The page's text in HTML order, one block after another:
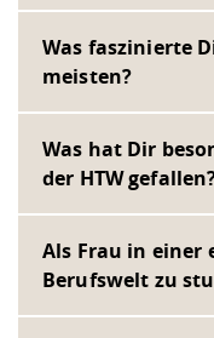
Was faszinierte
meisten?
Was hat Dir
der HTW
Als Frau in einer
Berufswelt zu